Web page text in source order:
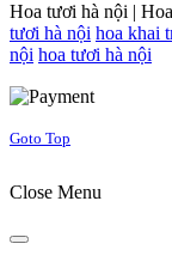
Hoa tươi hà nội |
tươi hà nội hoa khai
nội hoa tươi hà nội
Goto Top
Close Menu